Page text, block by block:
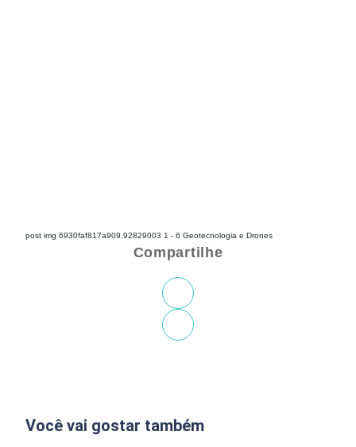
post img 6930faf817a909.92829003 1 - 6 Geotecnologia e Drones
Compartilhe
Você vai gostar também